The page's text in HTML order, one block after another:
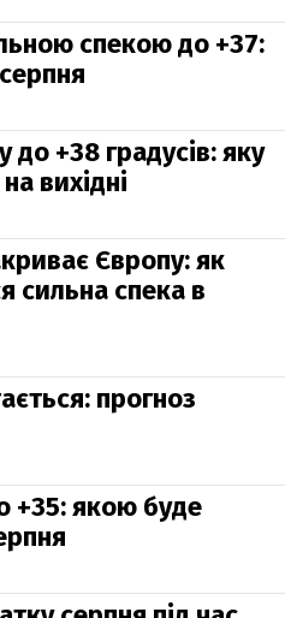
спекою до +37:
до +38 градусів: яку
вихідні
Європу: як
сильна спека в
прогноз
+35: якою буде